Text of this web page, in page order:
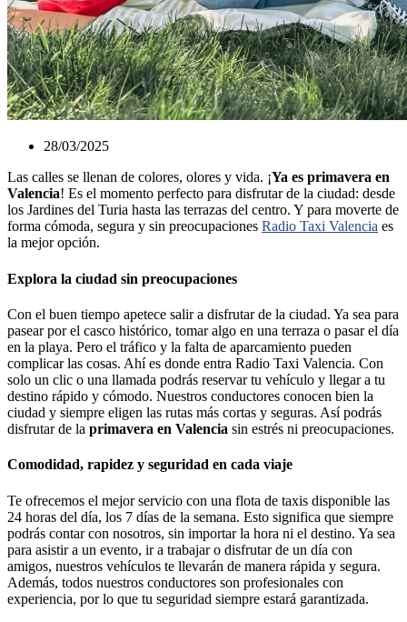
28/03/2025
Las calles se llenan de colores, olores y vida. ¡Ya es primavera en
Valencia! Es el momento perfecto para disfrutar de la ciudad: desde
los Jardines del Turia hasta las terrazas del centro. Y para moverte de
forma cómoda, segura y sin preocupaciones Radio Taxi Valencia es
la mejor opción.
Explora la ciudad sin preocupaciones
Con el buen tiempo apetece salir a disfrutar de la ciudad. Ya sea para
pasear por el casco histórico, tomar algo en una terraza o pasar el día
en la playa. Pero el tráfico y la falta de aparcamiento pueden
complicar las cosas. Ahí es donde entra Radio Taxi Valencia. Con
solo un clic o una llamada podrás reservar tu vehículo y llegar a tu
destino rápido y cómodo. Nuestros conductores conocen bien la
ciudad y siempre eligen las rutas más cortas y seguras. Así podrás
disfrutar de la primavera en Valencia sin estrés ni preocupaciones.
Comodidad, rapidez y seguridad en cada viaje
Te ofrecemos el mejor servicio con una flota de taxis disponible las
24 horas del día, los 7 días de la semana. Esto significa que siempre
podrás contar con nosotros, sin importar la hora ni el destino. Ya sea
para asistir a un evento, ir a trabajar o disfrutar de un día con
amigos, nuestros vehículos te llevarán de manera rápida y segura.
Además, todos nuestros conductores son profesionales con
experiencia, por lo que tu seguridad siempre estará garantizada.